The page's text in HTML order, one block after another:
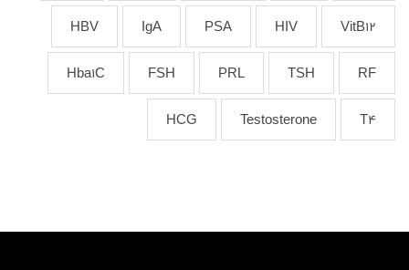
VitB12
HIV
PSA
IgA
HBV
RF
TSH
PRL
FSH
Hba1C
T4
Testosterone
HCG